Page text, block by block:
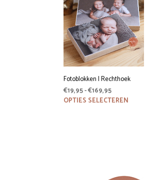
Fotoblokken | Rechthoek
€19,95-€169,95Prijsklasse:
€19,95
OPTIES SELECTEREN